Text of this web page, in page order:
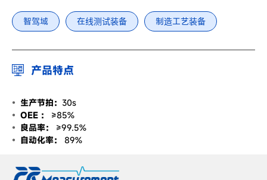
智驾域 在线测试装备 制造工艺装备
产品特点
生产节拍： 30s
OEE ：
≥85%
良品率：
≥99.5%
自动化率：
89%